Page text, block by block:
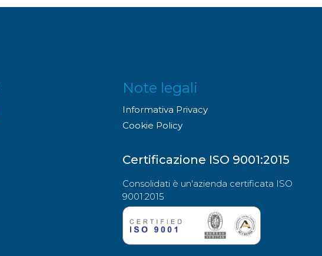
Note legali
Informativa Privacy
Cookie Policy
Certificazione ISO 9001:2015
Consolidati è un'azienda certificata ISO
9001:2015